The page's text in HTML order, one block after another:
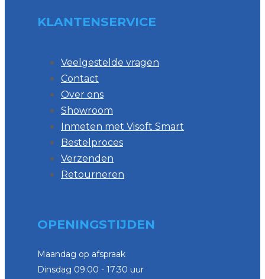
KLANTENSERVICE
Veelgestelde vragen
Contact
Over ons
Showroom
Inmeten met Visoft Smart
Bestelproces
Verzenden
Retourneren
OPENINGSTIJDEN
Maandag op afspraak
Dinsdag 09:00 - 17:30 uur